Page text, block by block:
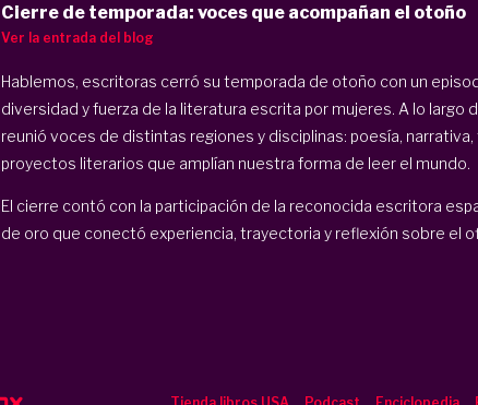
Cierre de temporada: voces que acompañan el otoño
Ver la entrada del blog
Hablemos, escritoras cerró su temporada de otoño con un
diversidad y fuerza de la literatura escrita por mujeres. A lo largo
reunió voces de distintas regiones y disciplinas: poesía,
proyectos literarios que amplían nuestra forma de leer el mundo.
El cierre contó con la participación de la reconocida escritora
de oro que conectó experiencia, trayectoria y reflexión sobre el